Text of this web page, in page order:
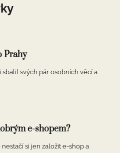
Prahy
sbalil svých pár osobních věcí a
e-shopem?
si jen založit e-shop a